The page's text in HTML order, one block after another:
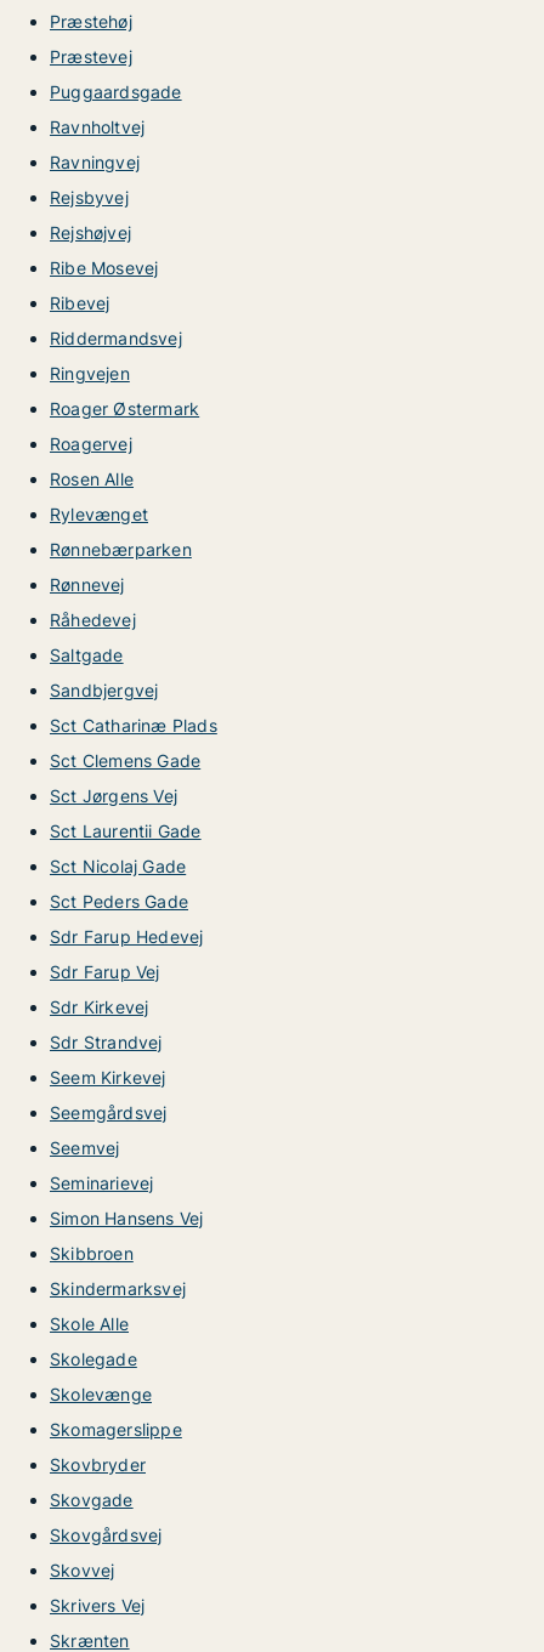
Præstehøj
Præstevej
Puggaardsgade
Ravnholtvej
Ravningvej
Rejsbyvej
Rejshøjvej
Ribe Mosevej
Ribevej
Riddermandsvej
Ringvejen
Roager Østermark
Roagervej
Rosen Alle
Rylevænget
Rønnebærparken
Rønnevej
Råhedevej
Saltgade
Sandbjergvej
Sct Catharinæ Plads
Sct Clemens Gade
Sct Jørgens Vej
Sct Laurentii Gade
Sct Nicolaj Gade
Sct Peders Gade
Sdr Farup Hedevej
Sdr Farup Vej
Sdr Kirkevej
Sdr Strandvej
Seem Kirkevej
Seemgårdsvej
Seemvej
Seminarievej
Simon Hansens Vej
Skibbroen
Skindermarksvej
Skole Alle
Skolegade
Skolevænge
Skomagerslippe
Skovbryder
Skovgade
Skovgårdsvej
Skovvej
Skrivers Vej
Skrænten